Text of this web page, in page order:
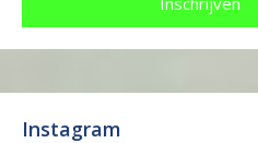
Instagram